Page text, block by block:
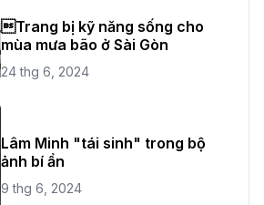
Trang bị kỹ năng sống cho
mùa mưa bão ở Sài Gòn
24 thg 6, 2024
Lâm Minh "tái sinh" trong bộ
ảnh bí ẩn
9 thg 6, 2024